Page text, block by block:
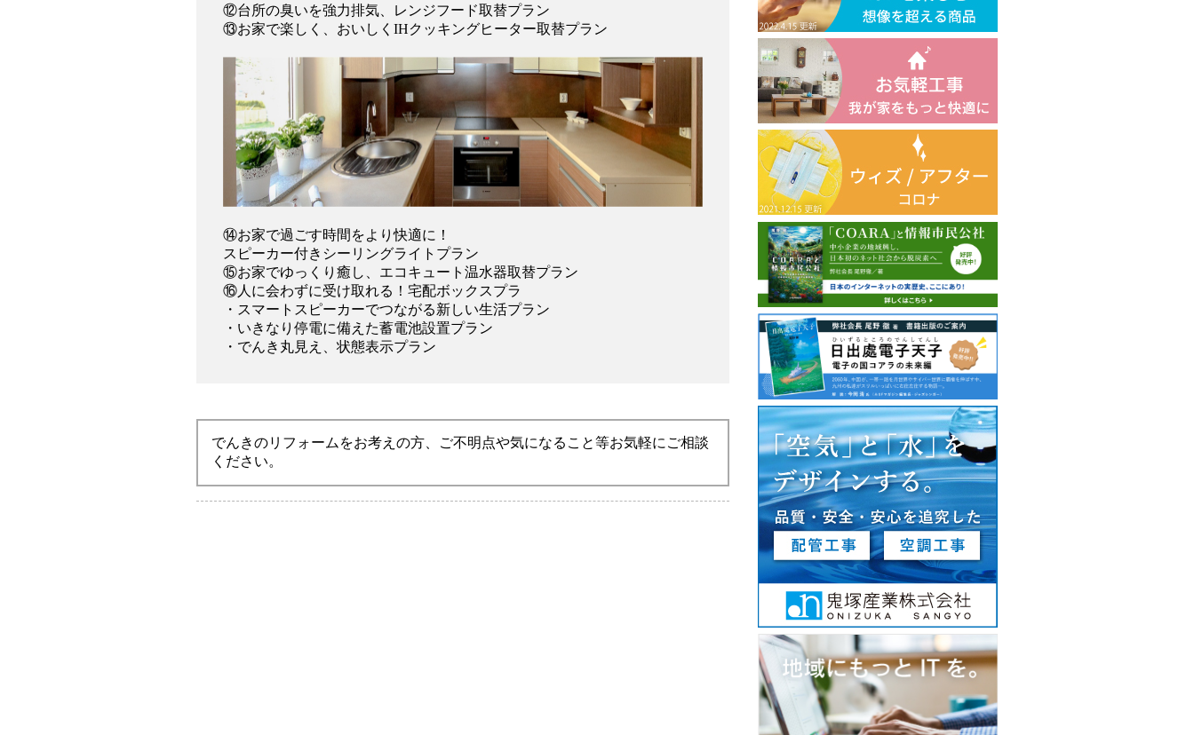
⑫台所の臭いを強力排気、レンジフード取替プラン
⑬お家で楽しく、おいしくIHクッキングヒーター取替プラン
⑭お家で過ごす時間をより快適に！
スピーカー付きシーリングライトプラン
⑮お家でゆっくり癒し、エコキュート温水器取替プラン
⑯人に会わずに受け取れる！宅配ボックスプラ
・スマートスピーカーでつながる新しい生活プラン
・いきなり停電に備えた蓄電池設置プラン
・でんき丸見え、状態表示プラン
でんきのリフォームをお考えの方、ご不明点や気になること等お気軽にご相談
ください。